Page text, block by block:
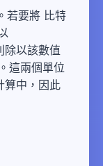
若要將 比特
除以該數值
這兩個單位
算中，因此